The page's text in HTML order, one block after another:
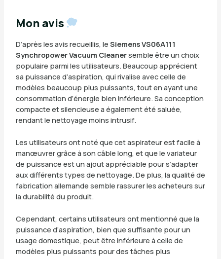
Mon avis
D’après les avis recueillis, le Siemens VS06A111
Synchropower Vacuum Cleanersemble être un choix
populaire parmi les utilisateurs. Beaucoup apprécient
sa puissance d’aspiration, qui rivalise avec celle de
modèles beaucoup plus puissants, tout en ayant une
consommation d’énergie bien inférieure. Sa conception
compacte et silencieuse a également été saluée,
rendant le nettoyage moins intrusif.
Les utilisateurs ont noté que cet aspirateur est facile à
manœuvrer grâce à son câble long, et que le variateur
de puissance est un ajout appréciable pour s’adapter
aux différents types de nettoyage. De plus, la qualité de
fabrication allemande semble rassurer les acheteurs sur
la durabilité du produit.
Cependant, certains utilisateurs ont mentionné que la
puissance d’aspiration, bien que suffisante pour un
usage domestique, peut être inférieure à celle de
modèles plus puissants pour des tâches plus